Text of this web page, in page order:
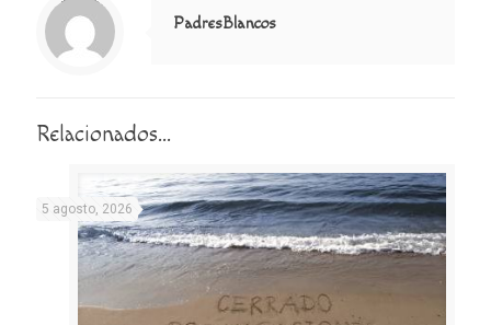
PadresBlancos
Relacionados...
5 agosto, 2026